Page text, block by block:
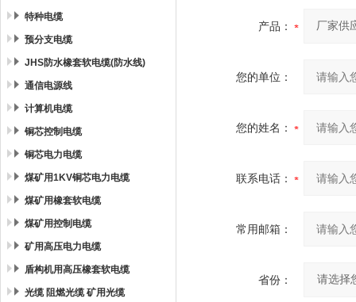
特种电缆
预分支电缆
JHS防水橡套软电缆(防水线)
通信电源线
计算机电缆
铜芯控制电缆
铜芯电力电缆
煤矿用1KV铜芯电力电缆
煤矿用橡套软电缆
煤矿用控制电缆
矿用高压电力电缆
盾构机用高压橡套软电缆
光缆 阻燃光缆 矿用光缆
产品：
您的单位：
您的姓名：
联系电话：
常用邮箱：
省份：